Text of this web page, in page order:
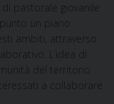
pastorale giovanile
un piano
ambiti, attraverso
L’idea di
del territorio
a collaborare